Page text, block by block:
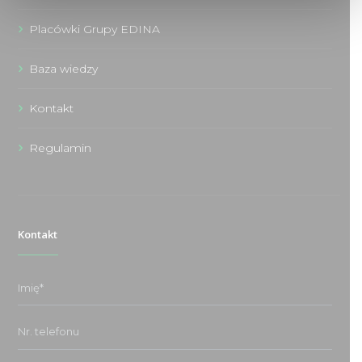
Placówki Grupy EDINA
Baza wiedzy
Kontakt
Regulamin
Kontakt